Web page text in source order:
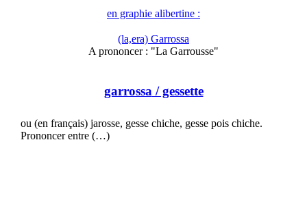
en graphie alibertine :
(la,era) Garrossa
A prononcer : "La Garrousse"
garrossa / gessette
ou (en français) jarosse, gesse chiche, gesse pois chiche.
Prononcer entre (…)